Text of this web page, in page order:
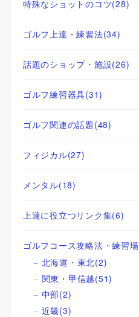
特殊なショットのコツ(28)
ゴルフ上達・練習法(34)
話題のショップ・施設(26)
ゴルフ練習器具(31)
ゴルフ関連の話題(48)
フィジカル(27)
メンタル(18)
上達に役立つリンク集(6)
ゴルフコース攻略法・練習場
北海道・東北(2)
関東・甲信越(51)
中部(2)
近畿(3)